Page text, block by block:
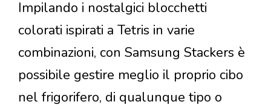
Impilando i nostalgici blocchetti
colorati ispirati a Tetris in varie
combinazioni, con Samsung Stackers è
possibile gestire meglio il proprio cibo
nel frigorifero, di qualunque tipo o